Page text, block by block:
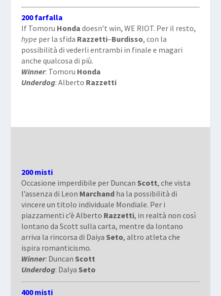
200 farfalla
If Tomoru Honda doesn’t win, WE RIOT. Per il resto,
hype per la sfida Razzetti–Burdisso, con la
possibilità di vederli entrambi in finale e magari
anche qualcosa di più.
Winner: Tomoru Honda
Underdog: Alberto Razzetti
200 misti
Occasione imperdibile per Duncan Scott, che vista
l’assenza di Leon Marchandha la possibilità di
vincere un titolo individuale Mondiale. Per i
piazzamenti c’è Alberto Razzetti, in realtà non così
lontano da Scott sulla carta, mentre da lontano
arriva la rincorsa di Daiya Seto, altro atleta che
ispira romanticismo.
Winner: Duncan Scott
Underdog: Dalya Seto
400 misti